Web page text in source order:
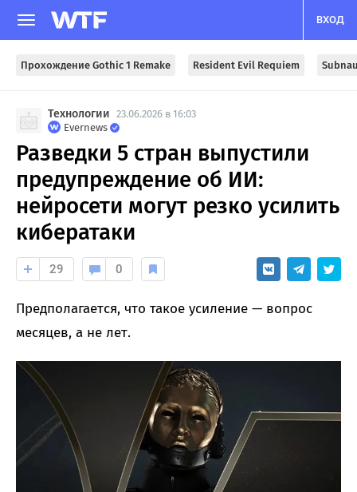
ВХОД
Прохождение Gothic 1 Remake Resident Evil Requiem
Технологии 23.06.2026 в 16:03
Evernews
Разведки 5 стран выпустили
предупреждение об ИИ:
нейросети могут резко усилить
кибератаки
29 0
Предполагается, что такое усиление — вопрос
месяцев, а не лет.